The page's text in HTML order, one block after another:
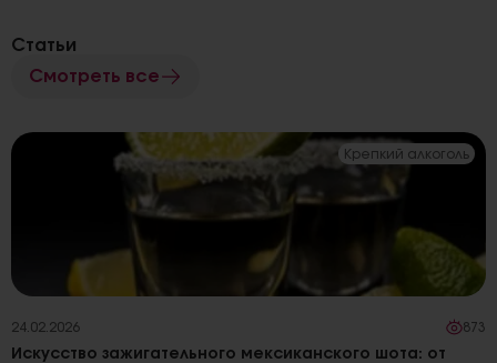
Статьи
Смотреть все
Крепкий алкоголь
24.02.2026 873
Искусство зажигательного мексиканского шота: от